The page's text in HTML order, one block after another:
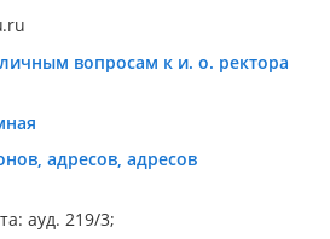
вопросам к и. о. ректора
адресов, адресов
ауд. 219/3;